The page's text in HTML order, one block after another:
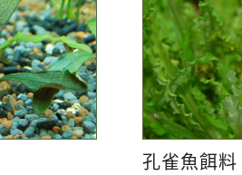
孔雀魚餌料